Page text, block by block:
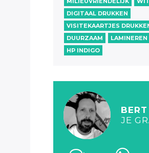
DIGITAAL DRUKKEN
VISITEKAARTJES
DUURZAAM
LAMINEREN
HP INDIGO
BERT
JE